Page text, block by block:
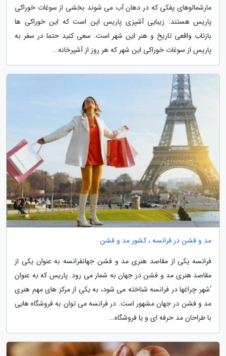
مارشمالوهای پفکی که در دهان آب می شوند بخشی از سوغات خوراکی
پاریس هستند. زیبایی آشپزی پاریس این است که این خوراکی ها
بازتاب واقعی تاریخ و هنر این شهر است. سعی کنید حتما در سفر به
پاریس از سوغات خوراکی این شهر که هر روز از آشپرخانه...
مد و فشن در فرانسه ، کشور مد و فشن
فرانسه یکی از مقاصد هنری مد و فشن جهانفرانسه به عنوان یکی از
مقاصد هنری مد و فشن در جهان به شمار می رود. پاریس که به عنوان
‘شهر چراغها در فرانسه شناخته می شود، به یکی از مرکز های مهم هنری
مد و فشن در جهان مشهور است. در فرانسه می توان به فروشگاه هایی
با طراحان مد حرفه ای و یا فروشگاه...